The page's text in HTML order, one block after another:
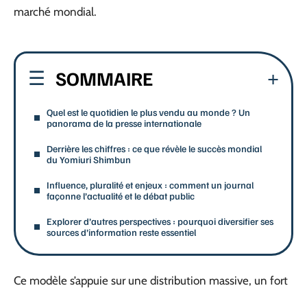
marché mondial.
SOMMAIRE
Quel est le quotidien le plus vendu au monde ? Un
panorama de la presse internationale
Derrière les chiffres : ce que révèle le succès mondial
du Yomiuri Shimbun
Influence, pluralité et enjeux : comment un journal
façonne l’actualité et le débat public
Explorer d’autres perspectives : pourquoi diversifier ses
sources d’information reste essentiel
Ce modèle s’appuie sur une distribution massive, un fort